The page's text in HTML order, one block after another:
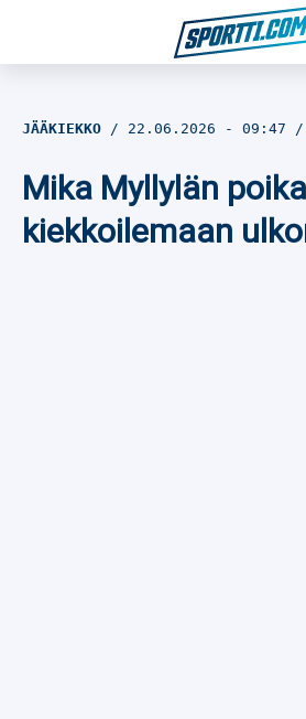
Jalkapallo
JÄÄKIEKKO 22.06.2026 - 09:47
Mika Myllylän
kiekkoilemaan